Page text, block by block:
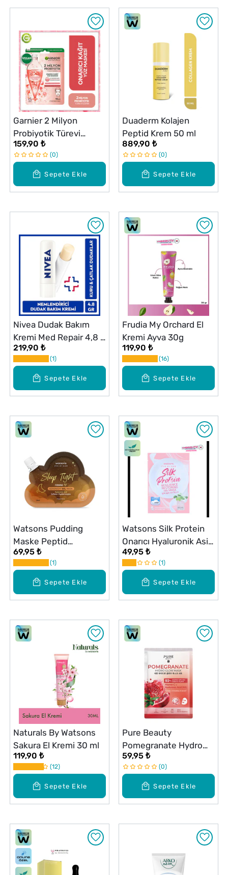
Sepete Ekle
Garnier 2 Milyon
Probiyotik Türevi
İçeren Onarıcı Kağıt
Yüz Maskesi
159,90 ₺
0
Sepete Ekle
Duaderm Kolajen
Peptid Krem 50 ml
889,90 ₺
0
Sepete Ekle
Nivea Dudak Bakım
Kremi Med Repair 4,8 g
24 Saat Nem SPF15
219,90 ₺
1
Sepete Ekle
Frudia My Orchard El
Kremi Ayva 30g
119,90 ₺
16
Sepete Ekle
Watsons Pudding
Maske Peptid
Sıkılaştıran 25 ml
69,95 ₺
1
Sepete Ekle
Watsons Silk Protein
Onarıcı Hyaluronik Asit
Maske 1 Adet
49,95 ₺
1
Sepete Ekle
Naturals By Watsons
Sakura El Kremi 30 ml
119,90 ₺
12
Sepete Ekle
Pure Beauty
Pomegranate Hydro
Glow Maske 20 ml
59,95 ₺
0